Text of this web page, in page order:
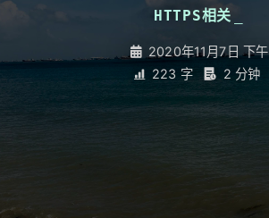
搜索
HTTPS相关
2020年11月7日 下午
223 字
2 分钟